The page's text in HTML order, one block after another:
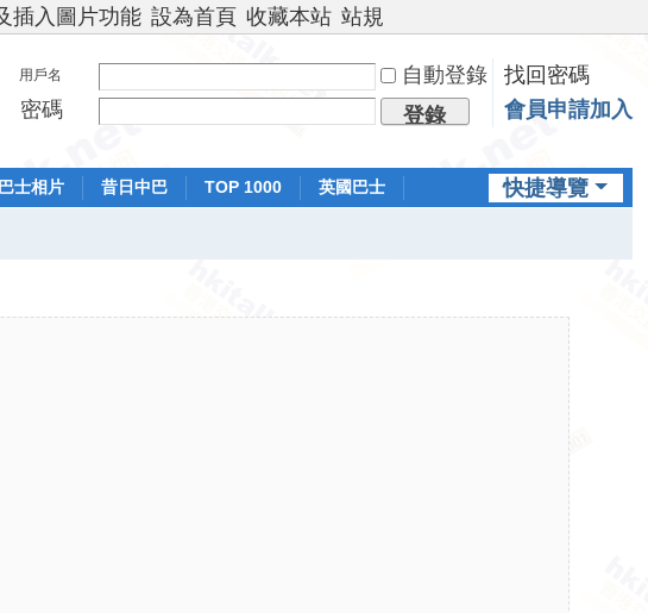
插入圖片功能 設為首頁 收藏本站 站規
用戶名 自動登錄
找回密碼
密碼
登錄 會員申請加入
快捷導覽
士相片 昔日中巴 TOP 1000
英國巴士